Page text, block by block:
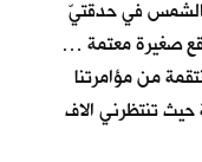
الشمس في حدقتيّ
صغيرة معتمة …
من مؤامرتنا
حيث تنتظرني الاف